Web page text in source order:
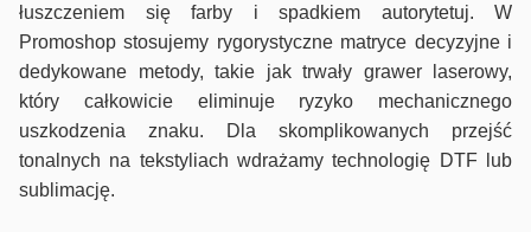
łuszczeniem się farby i spadkiem autorytetuj. W
Promoshop stosujemy rygorystyczne matryce decyzyjne i
dedykowane metody, takie jak trwały grawer laserowy,
który całkowicie eliminuje ryzyko mechanicznego
uszkodzenia znaku. Dla skomplikowanych przejść
tonalnych na tekstyliach wdrażamy technologię DTF lub
sublimację.